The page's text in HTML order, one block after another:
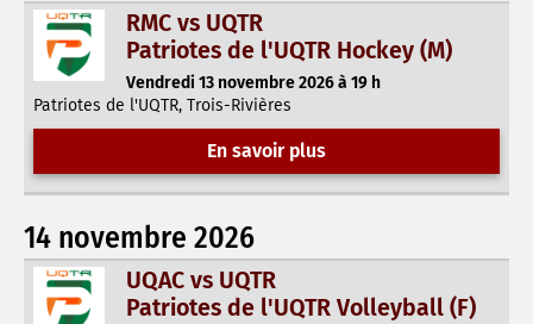
RMC vs UQTR
Patriotes de l'UQTR Hockey (M)
Vendredi 13 novembre 2026 à 19 h
Patriotes de l'UQTR, Trois-Rivières
En savoir plus
14 novembre 2026
UQAC vs UQTR
Patriotes de l'UQTR Volleyball (F)